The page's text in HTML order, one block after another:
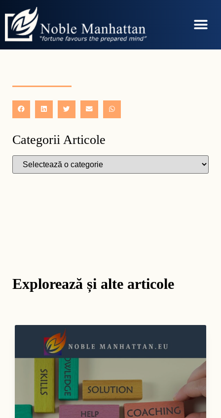
Categorii Articole
Explorează și alte articole